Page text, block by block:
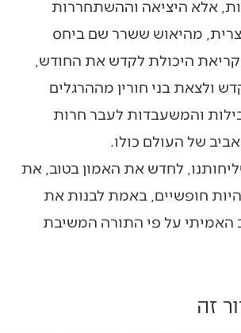
אלא היציאה וההשתחררות
מהיאוש ששרר שם ביחס
היכולת לקדש את החודש,
ולצאת בני חורין מההרגלים
והמשעבדות לעבר חרות
של העולם כולו.
לחדש את האמון בטוב, את
חופשיים, באמת לבנות את
האמיתי על פי התורה המשיבת
זה